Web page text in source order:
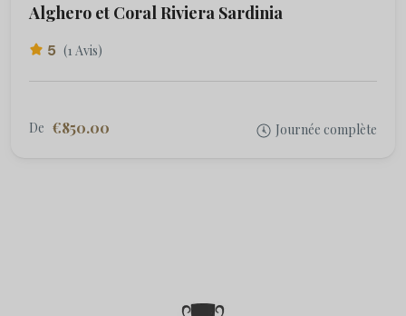
Alghero et Coral Riviera Sardinia
5 (1 Avis)
De €850.00 Journée complète